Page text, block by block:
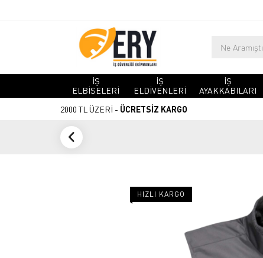
İŞ
ELBİSELERİ
İŞ
ELDİVENLERİ
İŞ
AYAKKABILARI
2000 TL ÜZERİ - ÜCRETSİZ KARGO
HIZLI KARGO